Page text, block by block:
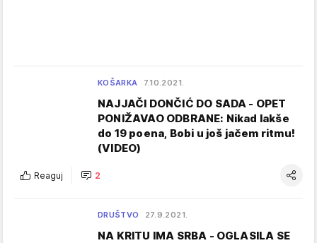
KOŠARKA 7.10.2021.
NAJJAČI DONČIĆ DO SADA - OPET
PONIŽAVAO ODBRANE: Nikad lakše
do 19 poena, Bobi u još jačem ritmu!
(VIDEO)
Reaguj 2
DRUŠTVO 27.9.2021.
NA KRITU IMA SRBA - OGLASILA SE